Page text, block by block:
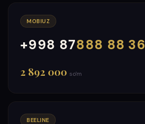
MOBIUZ
+998 87888 88 36
000
999
2 892 000 so'm
BEELINE